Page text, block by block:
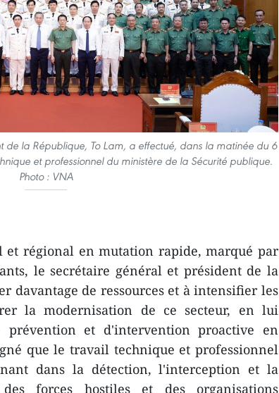
de la République, To Lam, a effectué, dans la matinée du 6
et professionnel du ministère de la Sécurité publique.
Photo : VNA
et régional en mutation rapide, marqué par
le secrétaire général et président de la
davantage de ressources et à intensifier les
la modernisation de ce secteur, en lui
prévention et d'intervention proactive en
que le travail technique et professionnel
dans la détection, l'interception et la
forces hostiles et des organisations